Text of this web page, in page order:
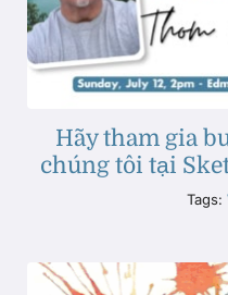
Hãy tham gia
chúng tôi tại
Tags: